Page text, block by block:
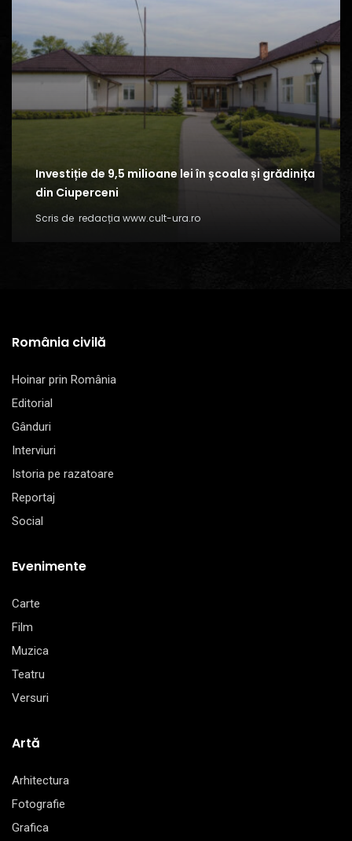
Investiție de 9,5 milioane lei în școala și grădinița
din Ciuperceni
Scris de redacția www.cult-ura.ro
România civilă
Hoinar prin România
Editorial
Gânduri
Interviuri
Istoria pe razatoare
Reportaj
Social
Evenimente
Carte
Film
Muzica
Teatru
Versuri
Artă
Arhitectura
Fotografie
Grafica